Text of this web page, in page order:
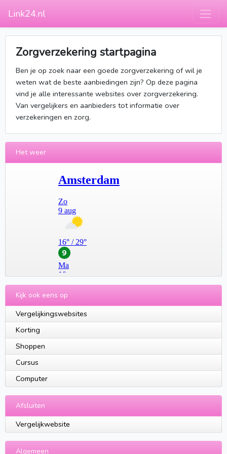
Link24.nl
Zorgverzekering startpagina
Ben je op zoek naar een goede zorgverzekering of wil je
weten wat de beste aanbiedingen zijn? Op deze pagina
vind je alle interessante websites over zorgverzekering.
Van vergelijkers en aanbieders tot informatie over
verzekeringen en zorg.
Het weer
Kijk ook eens op
Vergelijkingswebsites
Korting
Shoppen
Cursus
Computer
Afsluiten
Vergelijkwebsite
Algemeen